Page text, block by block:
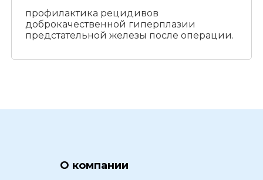
профилактика рецидивов
доброкачественной гиперплазии
предстательной железы после операции.
О компании